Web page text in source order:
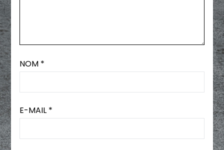
NOM *
E-MAIL *